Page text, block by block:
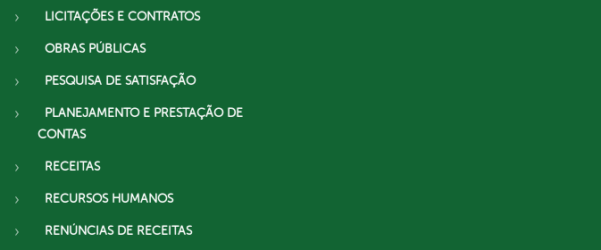
LICITAÇÕES E CONTRATOS
OBRAS PÚBLICAS
PESQUISA DE SATISFAÇÃO
PLANEJAMENTO E PRESTAÇÃO DE
CONTAS
RECEITAS
RECURSOS HUMANOS
RENÚNCIAS DE RECEITAS